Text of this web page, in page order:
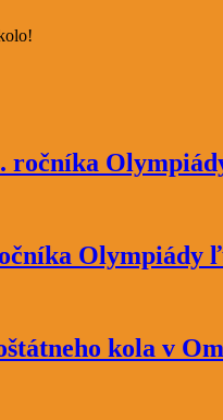
ročníka
kola v